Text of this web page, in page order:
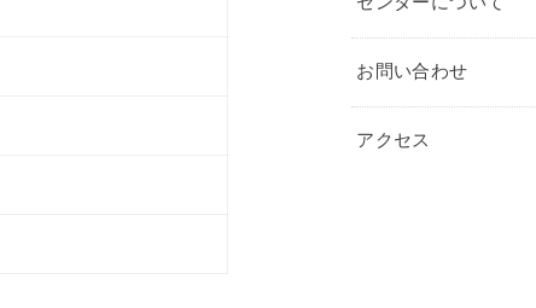
お問い合わせ
アクセス